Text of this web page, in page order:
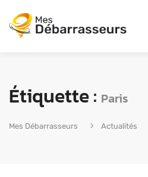
Étiquette : Paris
Mes Débarrasseurs Actualités